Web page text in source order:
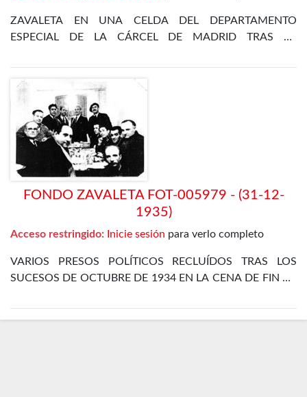
ZAVALETA EN UNA CELDA DEL DEPARTAMENTO
ESPECIAL DE LA CÁRCEL DE MADRID TRAS LA
FONDO ZAVALETA FOT-005979 - (31-12-
1935)
Acceso restringido: Inicie sesión para verlo completo
VARIOS PRESOS POLÍTICOS RECLUÍDOS TRAS LOS
SUCESOS DE OCTUBRE DE 1934 EN LA CENA DE FIN DE
DE MADRID